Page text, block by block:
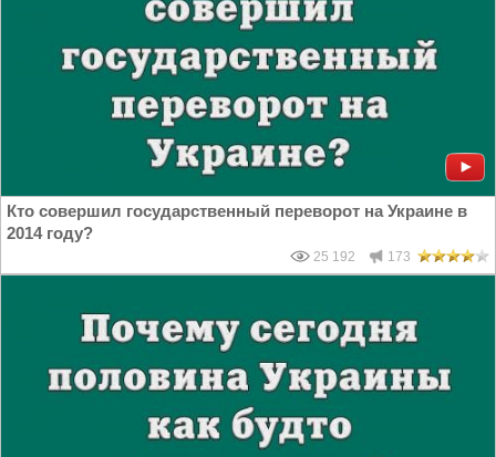
Кто совершил государственный переворот на Украине в
2014 году?
25 192 173